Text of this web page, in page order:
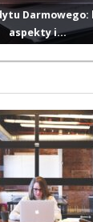
Darmowego:
aspekty i…